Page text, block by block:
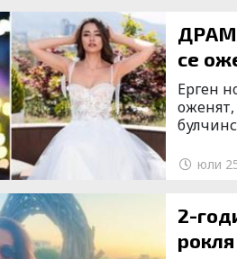
се
Ерген
юли
2-